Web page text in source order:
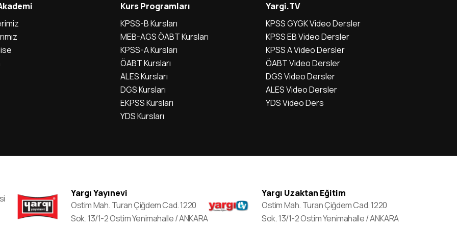
Kurs Programları
KPSS-B Kursları
MEB-AGS ÖABT Kursları
KPSS-A Kursları
ÖABT Kursları
ALES Kursları
DGS Kursları
EKPSS Kursları
YDS Kursları
Yargi.TV
KPSS GYGK Video Dersler
KPSS EB Video Dersler
KPSS A Video Dersler
ÖABT Video Dersler
DGS Video Dersler
ALES Video Dersler
YDS Video Ders
Yargı Yayınevi
Ostim Mah. Turan Çiğdem Cad. 1220
Sok. 13/1-2 Ostim Yenimahalle / ANKARA
Yargı Uzaktan Eğitim
Ostim Mah. Turan Çiğdem Cad. 1220
Sok. 13/1-2 Ostim Yenimahalle / ANKARA